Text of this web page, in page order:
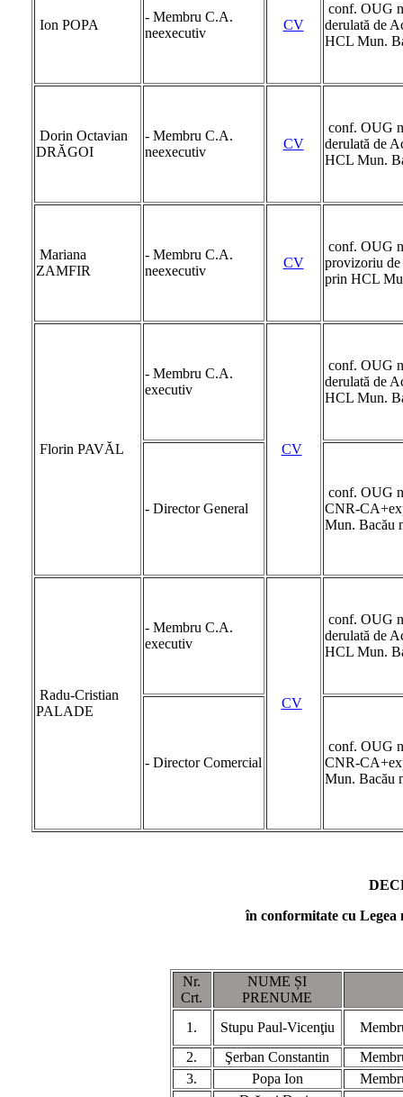
Ion POPA
- Membru C.A.
neexecutiv
CV
conf. OUG
derulată de
HCL Mun.
Dorin Octavian
DRĂGOI
- Membru C.A.
neexecutiv
CV
conf. OUG
derulată de
HCL Mun.
Mariana
ZAMFIR
- Membru C.A.
neexecutiv
CV
conf. OUG
provizoriu
prin HCL
Florin PAVĂL
- Membru C.A.
executiv
CV
conf. OUG
derulată de
HCL Mun.
- Director General
conf. OUG
CNR-
Mun. Bacău
Radu-Cristian
PALADE
- Membru C.A.
executiv
CV
conf. OUG
derulată de
HCL Mun.
- Director Comercial
conf. OUG
CNR-
Mun. Bacău
în conformitate cu Legea
Nr.
Crt.
NUME ȘI
PRENUME
1.
Stupu Paul-Vicenţiu
2.
Şerban Constantin
3.
Popa Ion